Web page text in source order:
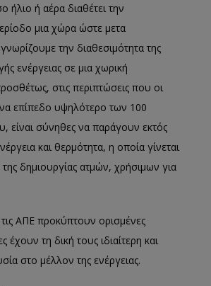
ήλιο ή αέρα διαθέτει την
μια χώρα ώστε μετα
την διαθεσιμότητα της
ενέργειας σε μια χωρική
στις περιπτώσεις που οι
επίπεδο υψηλότερο των 100
είναι σύνηθες να παράγουν εκτός
και θερμότητα, η οποία γίνεται
δημιουργίας ατμών, χρήσιμων για
ΑΠΕ προκύπτουν ορισμένες
έχουν τη δική τους ιδιαίτερη και
στο μέλλον της ενέργειας.